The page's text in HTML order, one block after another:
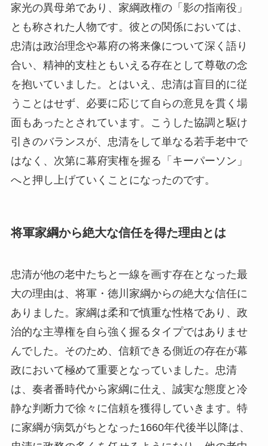
家光の異母弟であり、家綱政権の「影の指南役」
とも称された人物です。彼との関係においては、
忠清は政治理念や幕府の将来像について深く語り
合い、精神的支柱ともいえる存在として尊敬の念
を抱いていました。とはいえ、忠清は盲目的に従
うことはせず、必要に応じて自らの意見を貫く場
面もあったとされています。こうした協調と駆け
引きのバランスが、忠清をして単なる若手老中で
はなく、次第に幕府実権を握る「キーパーソン」
へと押し上げていくことになったのです。
将軍家綱から絶大な信任を得た理由とは
忠清が他の老中たちと一線を画す存在となった最
大の理由は、将軍・徳川家綱からの絶大な信任に
ありました。家綱は柔和で慎重な性格であり、政
治的な主導権を自ら強く握るタイプではありませ
んでした。そのため、信頼できる側近の存在が幕
政において極めて重要となっていました。忠清
は、奏者番時代から家綱に仕え、誠実な態度と冷
静な判断力で徐々に信頼を獲得していきます。特
に家綱が病気がちとなった1660年代後半以降は、